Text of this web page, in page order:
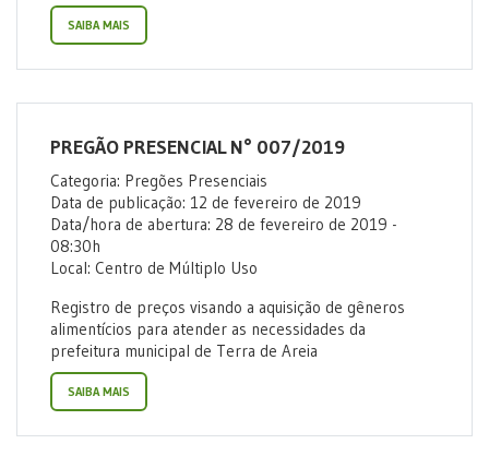
SAIBA MAIS
PREGÃO PRESENCIAL N° 007/2019
Categoria: Pregões Presenciais
Data de publicação: 12 de fevereiro de 2019
Data/hora de abertura: 28 de fevereiro de 2019 -
08:30h
Local: Centro de Múltiplo Uso
Registro de preços visando a aquisição de gêneros
alimentícios para atender as necessidades da
prefeitura municipal de Terra de Areia
SAIBA MAIS